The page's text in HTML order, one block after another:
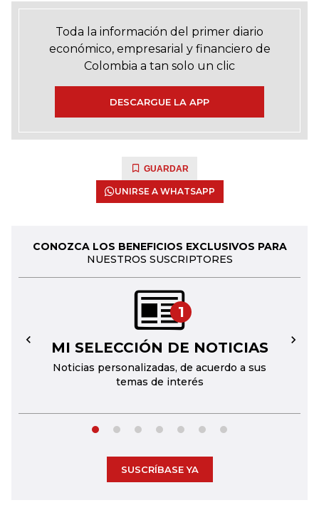
Toda la información del primer diario
económico, empresarial y financiero de
Colombia a tan solo un clic
DESCARGUE LA APP
GUARDAR
UNIRSE A WHATSAPP
CONOZCA LOS BENEFICIOS EXCLUSIVOS PARA
NUESTROS SUSCRIPTORES
1
MI SELECCIÓN DE NOTICIAS
Noticias personalizadas, de acuerdo a sus
temas de interés
← →
SUSCRÍBASE YA